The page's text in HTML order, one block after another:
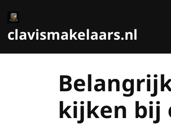
naar
inhoud
clavismakelaars.nl
kijken bij